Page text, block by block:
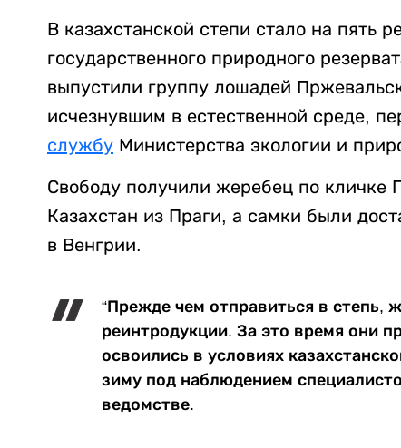
В казахстанской степи стало на пять
государственного природного
выпустили группу лошадей
исчезнувшим в естественной среде,
службу Министерства экологии и
Свободу получили жеребец по кличке
Казахстан из Праги, а самки были
в Венгрии.
“Прежде чем отправиться в степь,
реинтродукции. За это время они
освоились в условиях
зиму под наблюдением
ведомстве.